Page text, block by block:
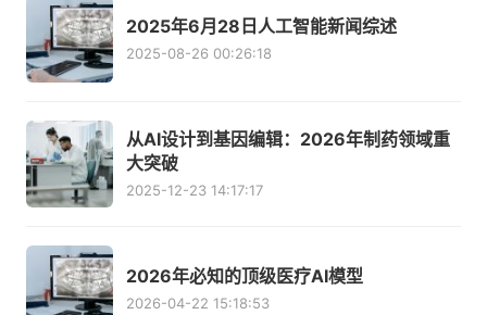
2025年6月28日人工智能新闻综述
2025-08-26 00:26:18
从AI设计到基因编辑：2026年制药领域重
大突破
2025-12-23 14:17:17
2026年必知的顶级医疗AI模型
2026-04-22 15:18:53